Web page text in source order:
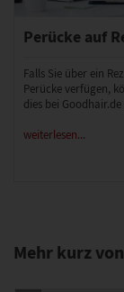
Perücke auf
Falls Sie über ein
Perücke verfügen,
dies bei
weiterlesen...
Mehr kurz